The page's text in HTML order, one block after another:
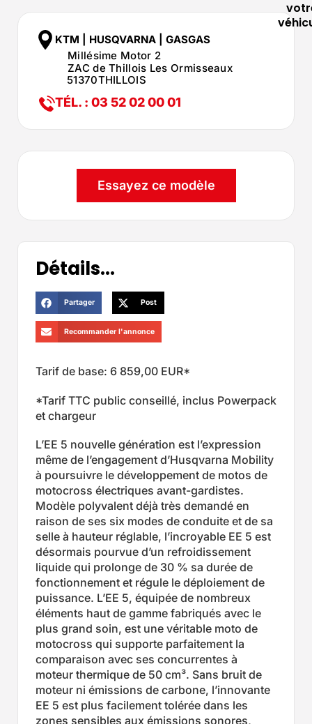
KTM | HUSQVARNA | GASGAS
Millésime Motor 2
ZAC de Thillois Les Ormisseaux
51370THILLOIS
TÉL. : 03 52 02 00 01
Essayez ce modèle
Détails...
Partager Post
Recommander l'annonce
Tarif de base: 6 859,00 EUR*
*Tarif TTC public conseillé, inclus Powerpack
et chargeur
L’EE 5 nouvelle génération est l’expression
même de l’engagement d’Husqvarna Mobility
à poursuivre le développement de motos de
motocross électriques avant-gardistes.
Modèle polyvalent déjà très demandé en
raison de ses six modes de conduite et de sa
selle à hauteur réglable, l’incroyable EE 5 est
désormais pourvue d’un refroidissement
liquide qui prolonge de 30 % sa durée de
fonctionnement et régule le déploiement de
puissance. L’EE 5, équipée de nombreux
éléments haut de gamme fabriqués avec le
plus grand soin, est une véritable moto de
motocross qui supporte parfaitement la
comparaison avec ses concurrentes à
moteur thermique de 50 cm³. Sans bruit de
moteur ni émissions de carbone, l’innovante
EE 5 est plus facilement tolérée dans les
zones sensibles aux émissions sonores,